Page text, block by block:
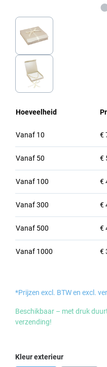
Hoeveelheid
Vanaf 10 €
Vanaf 50 €
Vanaf 100 €
Vanaf300 €
Vanaf 500 €
Vanaf 1000 €
*Prijzen excl. BTW en excl.
Beschikbaar – met druk
verzending!
Selecteer
Kleur exterieur